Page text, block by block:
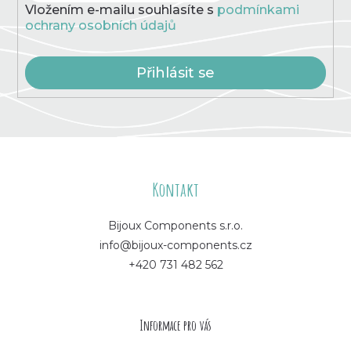
Vložením e-mailu souhlasíte s podmínkami
ochrany osobních údajů
Přihlásit se
Kontakt
Bijoux Components s.r.o.
info@bijoux-components.cz
+420 731 482 562
Informace pro vás